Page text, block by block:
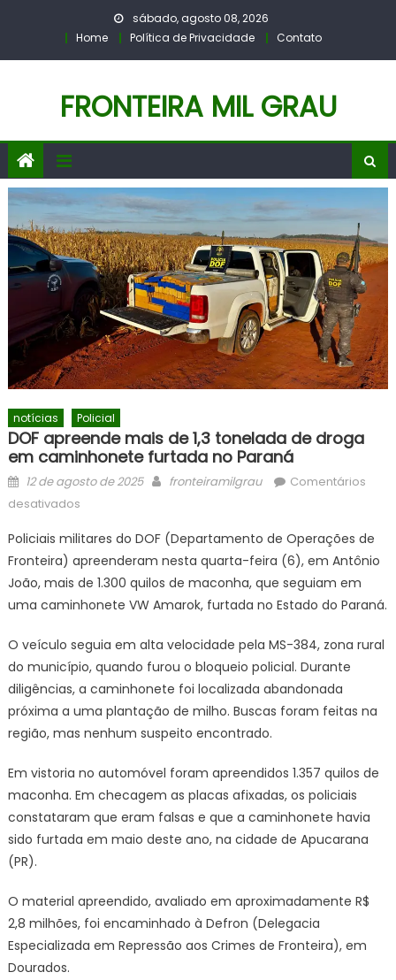
sábado, agosto 08, 2026
Home
Política de Privacidade Contato
FRONTEIRA MIL GRAU
notícias Policial
DOF apreende mais de 1,3 tonelada de droga
em caminhonete furtada no Paraná
Posted
on
12 de agosto de 2025 Author
fronteiramilgrau
Comentários
desativadosem
apreende
mais
de
1,3
de
droga
em
caminhonete
furtada
Paraná
Policiais militares do DOF (Departamento de Operações de
Fronteira) apreenderam nesta quarta-feira (6), em Antônio
João, mais de 1.300 quilos de maconha, que seguiam em
uma caminhonete VW Amarok, furtada no Estado do Paraná.
O veículo seguia em alta velocidade pela MS-384, zona rural
do município, quando furou o bloqueio policial. Durante
diligências, a caminhonete foi localizada abandonada
próxima a uma plantação de milho. Buscas foram feitas na
região, mas nenhum suspeito encontrado.
Em vistoria no automóvel foram apreendidos 1.357 quilos de
maconha. Em checagem as placas afixadas, os policiais
constataram que eram falsas e que a caminhonete havia
sido furtada em maio deste ano, na cidade de Apucarana
(PR).
O material apreendido, avaliado em aproximadamente R$
2,8 milhões, foi encaminhado à Defron (Delegacia
Especializada em Repressão aos Crimes de Fronteira), em
Dourados.